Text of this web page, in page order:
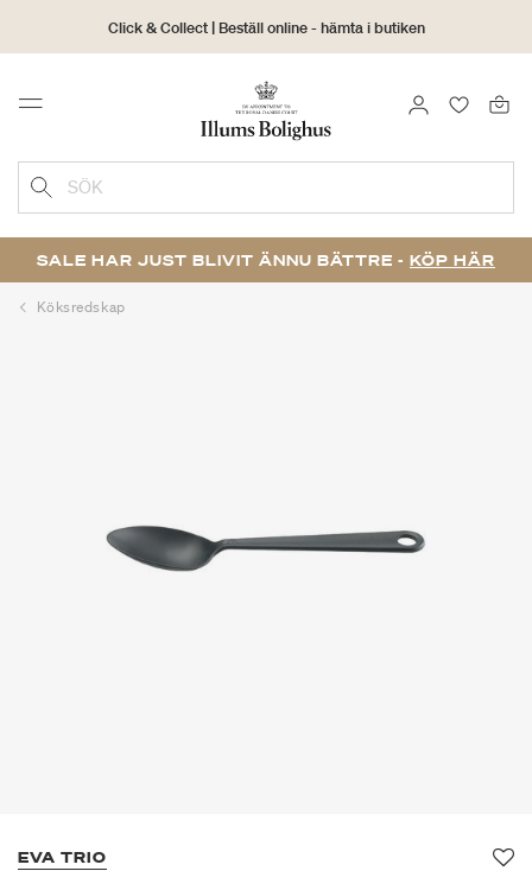
Click & Collect | Beställ online - hämta i butiken
30 dagars returrätt
Menu LOGGA IN
SÖK
SALE HAR JUST BLIVIT ÄNNU BÄTTRE - KÖP HÄR
Köksredskap
EVA TRIO